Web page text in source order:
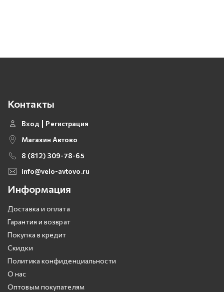
Контакты
Вход
Регистрация
Магазин Автово
8 (812) 309-78-65
info@velo-avtovo.ru
Информация
Доставка и оплата
Гарантия и возврат
Покупка в кредит
Скидки
Политика конфиденциальности
О нас
Оптовым покупателям